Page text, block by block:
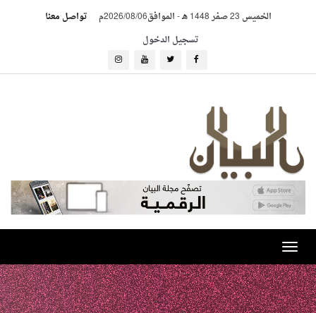
الخميس 23 صفر 1448 هـ -الموافق2026/08/06م
تواصل معنا
تسجيل الدخول
Toggle
navigation